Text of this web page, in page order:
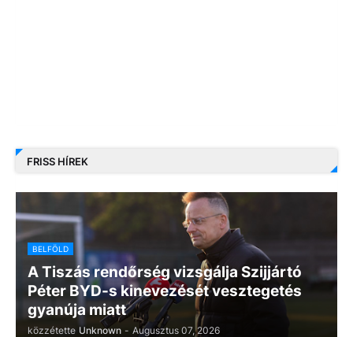
FRISS HÍREK
BELFÖLD
A Tiszás rendőrség vizsgálja Szijjártó
Péter BYD-s kinevezését vesztegetés
gyanúja miatt
közzétette Unknown - Augusztus 07, 2026